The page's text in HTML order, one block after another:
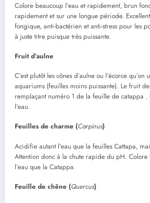
Colore beaucoup l’eau et rapidement, brun
rapidement et sur une longue période.
fongique, anti-bactérien et anti-stress pour les
à juste titre puisque très puissante.
Fruit d’aulne
C’est plutôt les cônes d’aulne ou l’écorce qu’on
aquariums (feuilles moins puissante). Le fruit
remplaçant numéro 1 de la feuille de catappa
l’eau.
Feuilles de charme (Carpinus)
Acidifie autant l’eau que la feuilles Cattapa,
Attention donc à la chute rapide du pH. Colore
l’eau que la Catappa.
Feuille de chêne (Quercus)